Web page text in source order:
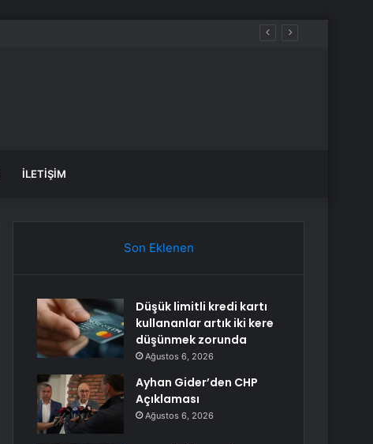
İLETIŞIM
Son Eklenen
Düşük limitli kredi kartı
kullananlar artık iki kere
düşünmek zorunda
Ağustos 6, 2026
Ayhan Gider’den CHP
Açıklaması
Ağustos 6, 2026